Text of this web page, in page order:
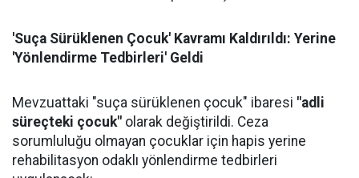
'Suça Sürüklenen Çocuk' Kavramı Kaldırıldı: Yerine
'Yönlendirme Tedbirleri' Geldi
Mevzuattaki "suça sürüklenen çocuk" ibaresi "adli
süreçteki çocuk" olarak değiştirildi. Ceza
sorumluluğu olmayan çocuklar için hapis yerine
rehabilitasyon odaklı yönlendirme tedbirleri